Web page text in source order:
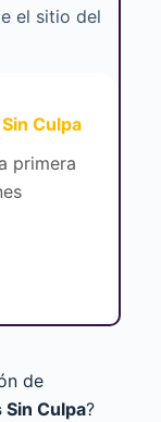
el sitio del
Culpa
primera
de
Sin Culpa?